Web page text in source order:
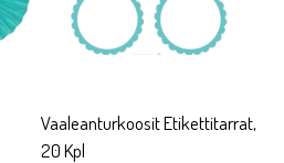
Vaaleanturkoosit Etikettitarrat,
20 Kpl